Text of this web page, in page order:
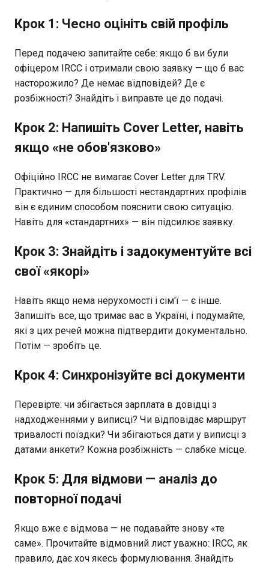
Крок 1: Чесно оцініть свій профіль
Перед подачею запитайте себе: якщо б ви були
офіцером IRCC і отримали свою заявку — що б вас
насторожило? Де немає відповідей? Де є
розбіжності? Знайдіть і виправте це до подачі.
Крок 2: Напишіть Cover Letter, навіть
якщо «не обов'язково»
Офіційно IRCC не вимагає Cover Letter для TRV.
Практично — для більшості нестандартних профілів
він є єдиним способом пояснити свою ситуацію.
Навіть для «стандартних» — він підсилює заявку.
Крок 3: Знайдіть і задокументуйте всі
свої «якорі»
Навіть якщо нема нерухомості і сім'ї — є інше.
Запишіть все, що тримає вас в Україні, і подумайте,
які з цих речей можна підтвердити документально.
Потім — зробіть це.
Крок 4: Синхронізуйте всі документи
Перевірте: чи збігається зарплата в довідці з
надходженнями у виписці? Чи відповідає маршрут
тривалості поїздки? Чи збігаються дати у виписці з
датами анкети? Кожна розбіжність — слабке місце.
Крок 5: Для відмови — аналіз до
повторної подачі
Якщо вже є відмова — не подавайте знову «те
саме». Прочитайте відмовний лист уважно: IRCC, як
правило, дає хоч якесь формулювання. Знайдіть